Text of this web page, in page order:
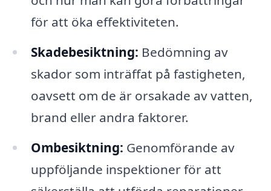
för att öka effektiviteten.
Skadebesiktning: Bedömning av
skador som inträffat på fastigheten,
oavsett om de är orsakade av vatten,
brand eller andra faktorer.
Ombesiktning: Genomförande av
uppföljande inspektioner för att